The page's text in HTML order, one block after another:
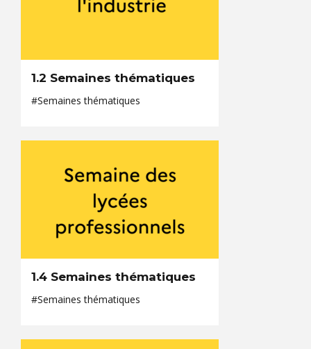
1.2 Semaines thématiques
#Semaines thématiques
1.4 Semaines thématiques
#Semaines thématiques